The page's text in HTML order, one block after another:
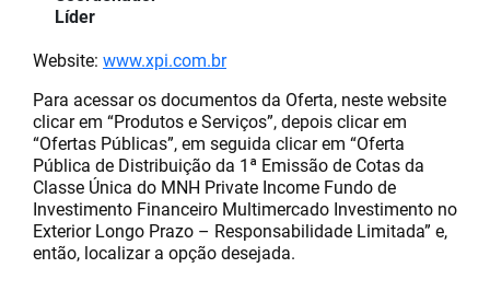
Líder
Website: www.xpi.com.br
Para acessar os documentos da Oferta, neste website
clicar em “Produtos e Serviços”, depois clicar em
“Ofertas Públicas”, em seguida clicar em “Oferta
Pública de Distribuição da 1ª Emissão de Cotas da
Classe Única do MNH Private Income Fundo de
Investimento Financeiro Multimercado Investimento no
Exterior Longo Prazo – Responsabilidade Limitada” e,
então, localizar a opção desejada.